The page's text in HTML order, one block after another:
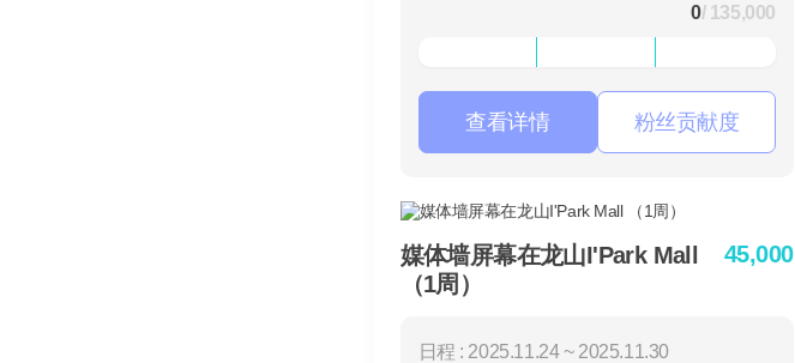
0/ 135,000
查看详情 粉丝贡献度
媒体墙屏幕在龙山I'Park Mall
（1周）
45,000
日程 : 2025.11.24 ~ 2025.11.30